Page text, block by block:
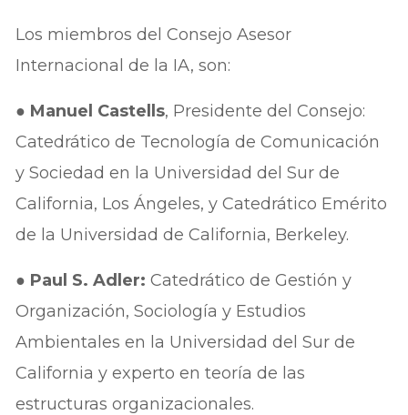
Los miembros del Consejo Asesor
Internacional de la IA, son:
● Manuel Castells, Presidente del Consejo:
Catedrático de Tecnología de Comunicación
y Sociedad en la Universidad del Sur de
California, Los Ángeles, y Catedrático Emérito
de la Universidad de California, Berkeley.
● Paul S. Adler: Catedrático de Gestión y
Organización, Sociología y Estudios
Ambientales en la Universidad del Sur de
California y experto en teoría de las
estructuras organizacionales.